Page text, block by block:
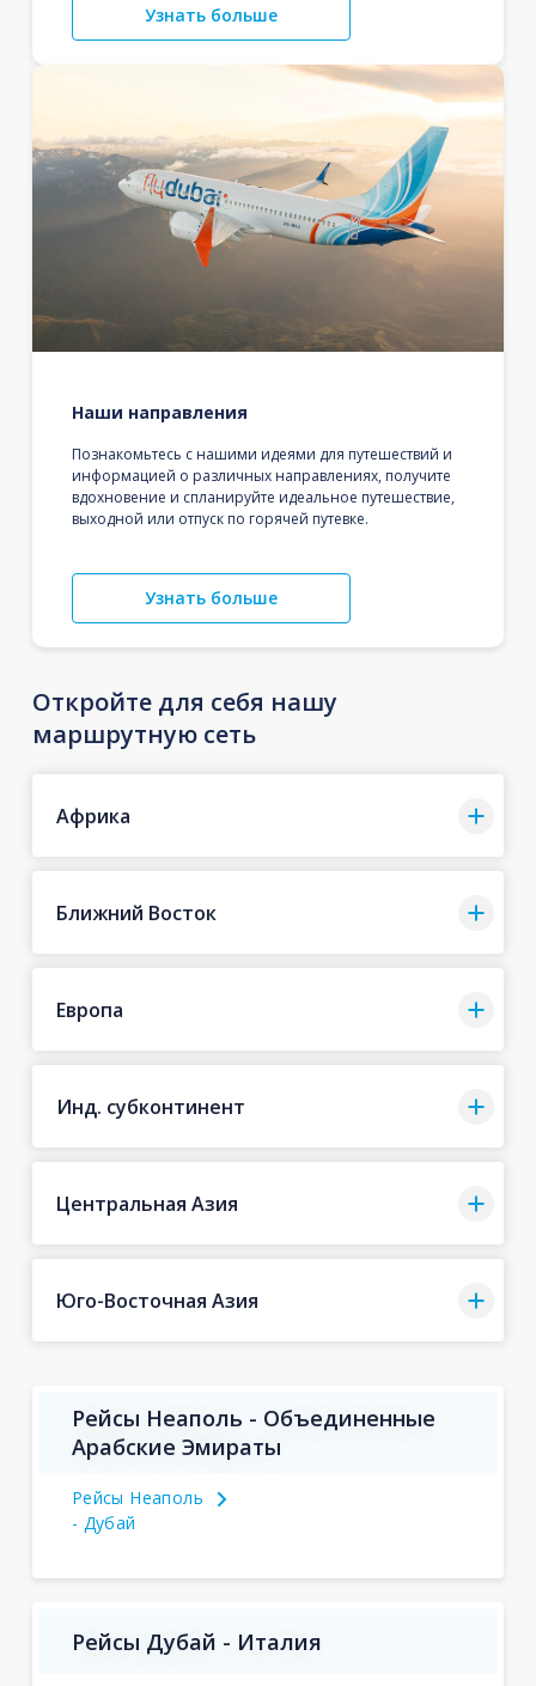
Узнать больше
Наши направления
Познакомьтесь с нашими идеями для путешествий и
информацией о различных направлениях, получите
вдохновение и спланируйте идеальное путешествие,
выходной или отпуск по горячей путевке.
Узнать больше
Откройте для себя нашу
маршрутную сеть
Африка
Ближний Восток
Европа
Инд. субконтинент
Центральная Азия
Юго-Восточная Азия
Рейсы Неаполь - Объединенные
Арабские Эмираты
Рейсы Неаполь
- Дубай
Рейсы Дубай - Италия